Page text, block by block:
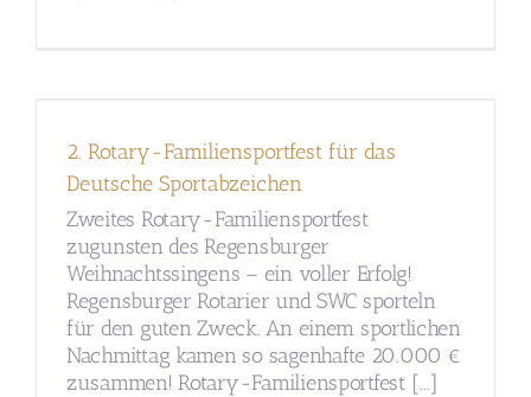
2. Rotary-Familiensportfest für das
Deutsche Sportabzeichen
Zweites Rotary-Familiensportfest
zugunsten des Regensburger
Weihnachtssingens – ein voller Erfolg!
Regensburger Rotarier und SWC sporteln
für den guten Zweck. An einem sportlichen
Nachmittag kamen so sagenhafte 20.000 €
zusammen! Rotary-Familiensportfest [...]